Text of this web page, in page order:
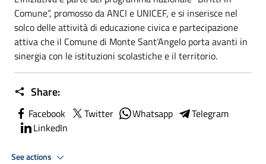
Comune”, promosso da ANCI e UNICEF, e si inserisce nel
solco delle attività di educazione civica e partecipazione
attiva che il Comune di Monte Sant’Angelo porta avanti in
sinergia con le istituzioni scolastiche e il territorio.
Share:
Facebook Twitter Whatsapp
Telegram
LinkedIn
See actions